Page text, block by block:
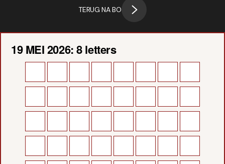
TERUG NA BO
19 MEI 2026: 8 letters